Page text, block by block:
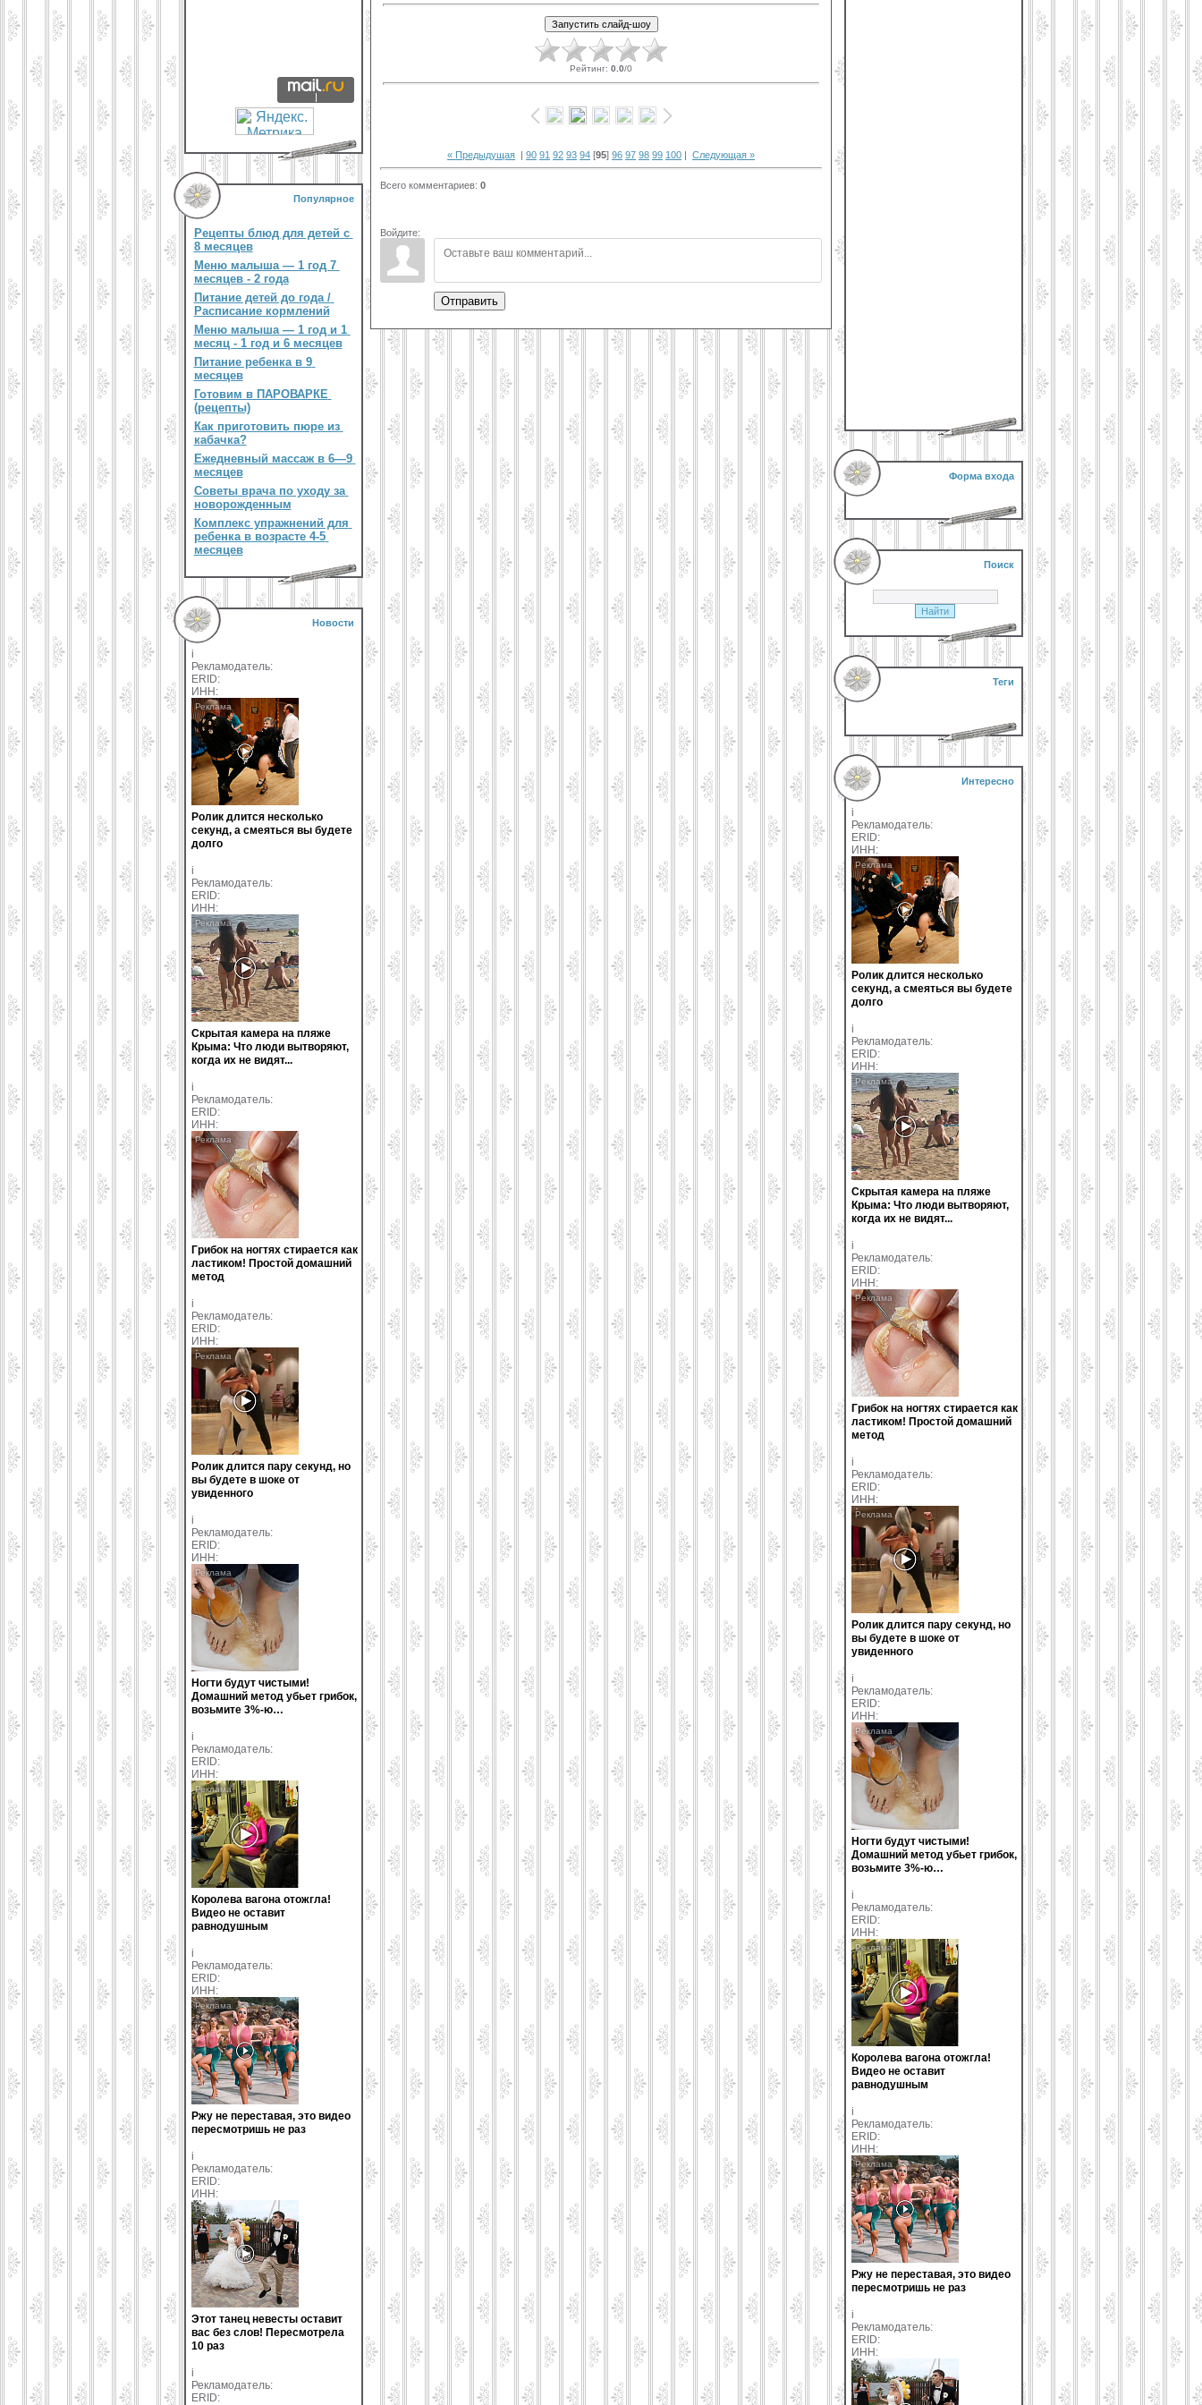
Популярное
Рецепты блюд для детей с
8 месяцев
Меню малыша — 1 год 7
месяцев - 2 года
Питание детей до года /
Расписание кормлений
Меню малыша — 1 год и 1
месяц - 1 год и 6 месяцев
Питание ребенка в 9
месяцев
Готовим в ПАРОВАРКЕ
(рецепты)
Как приготовить пюре из
кабачка?
Ежедневный массаж в 6—9
месяцев
Советы врача по уходу за
новорожденным
Комплекс упражнений для
ребенка в возрасте 4-5
месяцев
Новости
i
Рекламодатель:
ERID:
ИНН:
Ролик длится несколько
секунд, а смеяться вы будете
долго
i
Рекламодатель:
ERID:
ИНН:
Скрытая камера на пляже
Крыма: Что люди вытворяют,
когда их не видят...
i
Рекламодатель:
ERID:
ИНН:
Грибок на ногтях стирается как
ластиком! Простой домашний
метод
i
Рекламодатель:
ERID:
ИНН:
Ролик длится пару секунд, но
вы будете в шоке от
увиденного
i
Рекламодатель:
ERID:
ИНН:
Ногти будут чистыми!
Домашний метод убьет грибок,
возьмите 3%-ю…
i
Рекламодатель:
ERID:
ИНН:
Королева вагона отожгла!
Видео не оставит
равнодушным
i
Рекламодатель:
ERID:
ИНН:
Ржу не переставая, это видео
пересмотришь не раз
i
Рекламодатель:
ERID:
ИНН:
Этот танец невесты оставит
вас без слов! Пересмотрела
10 раз
i
Рекламодатель:
ERID:
Рейтинг: 0.0/0
« Предыдущая | 90 91 92 93 94 [95] 96 97 98 99 100 | Следующая »
Всего комментариев: 0
Войдите:
Отправить
Форма входа
Поиск
Теги
Интересно
i
Рекламодатель:
ERID:
ИНН:
Ролик длится несколько
секунд, а смеяться вы будете
долго
i
Рекламодатель:
ERID:
ИНН:
Скрытая камера на пляже
Крыма: Что люди вытворяют,
когда их не видят...
i
Рекламодатель:
ERID:
ИНН:
Грибок на ногтях стирается как
ластиком! Простой домашний
метод
i
Рекламодатель:
ERID:
ИНН:
Ролик длится пару секунд, но
вы будете в шоке от
увиденного
i
Рекламодатель:
ERID:
ИНН:
Ногти будут чистыми!
Домашний метод убьет грибок,
возьмите 3%-ю…
i
Рекламодатель:
ERID:
ИНН:
Королева вагона отожгла!
Видео не оставит
равнодушным
i
Рекламодатель:
ERID:
ИНН:
Ржу не переставая, это видео
пересмотришь не раз
i
Рекламодатель:
ERID:
ИНН: